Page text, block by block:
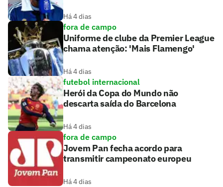
Há 4 dias
fora de campo
Uniforme de clube da Premier League
chama atenção: 'Mais Flamengo'
Há 4 dias
futebol internacional
Herói da Copa do Mundo não
descarta saída do Barcelona
Há 4 dias
fora de campo
Jovem Pan fecha acordo para
transmitir campeonato europeu
Há 4 dias